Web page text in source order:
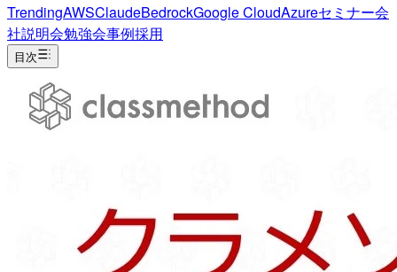
TrendingAWSClaudeBedrockGoogle CloudAzureセミナー会
社説明会勉強会事例採用
目次